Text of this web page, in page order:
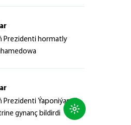
Prezidenti hormatly
Prezidenti Ýaponiýanyň
gynanç bildirdi